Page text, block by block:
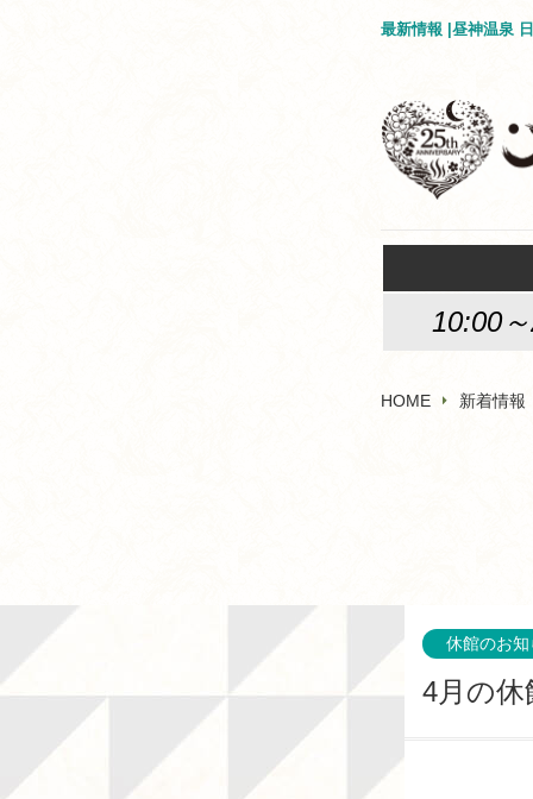
最新情報 |昼神温泉
10:00
HOME 新着情報
休館のお知
4月の